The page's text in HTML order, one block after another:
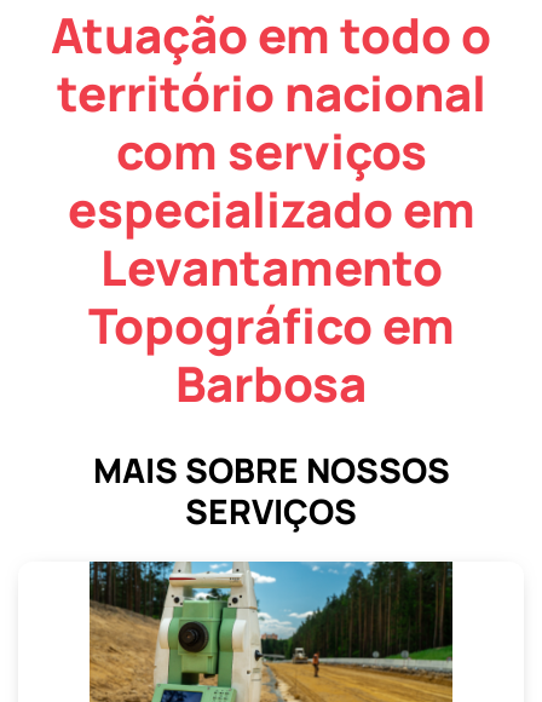
Atuação em todo o
território nacional
com serviços
especializado em
Levantamento
Topográfico em
Barbosa
MAIS SOBRE NOSSOS
SERVIÇOS